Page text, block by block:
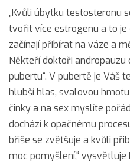
„Kvůli úbytku testosteronu
tvořit více estrogenu a to je
začínají přibírat na váze a
Někteří doktoři andropauzu
pubertu“. V pubertě je Váš
hlubší hlas, svalovou
činky a na sex myslíte
dochází k opačnému
břiše se zvětšuje a kvůli
moc pomyšlení,“